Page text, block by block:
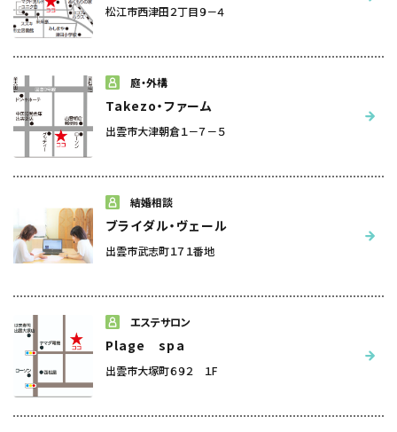
松江市西津田２丁目９－４
庭・外構
Takezo・ファーム
出雲市大津朝倉１－７－５
結婚相談
ブライダル・ヴェール
出雲市武志町１７１番地
エステサロン
Plage spa
出雲市大塚町６９２ １F